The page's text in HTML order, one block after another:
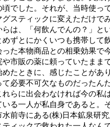
した。それが、当時使っ
ティックに変えただけで
、「何飲んでんの？」と
とにかくいつも携帯して
本物商品との相乗効果で
販の薬に頼っていたまま
ときに、感じたことがあ
要不可欠なものだったん
に出会わなければ今の私
一人が私自身であると。
寺にある(株)日本鉱泉研究